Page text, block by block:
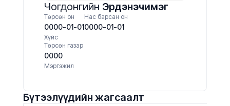
Чогдонгийн Эрдэнэчимэг
Төрсөн он
0000-01-01
Нас барсан он
0000-01-01
Хүйс
Төрсөн газар
0000
Мэргэжил
Бүтээлүүдийн жагсаалт